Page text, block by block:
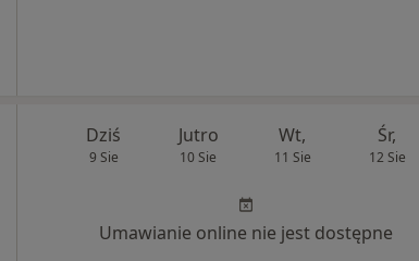
Dziś
9 Sie
Jutro
10 Sie
Wt,
11 Sie
Śr,
12 Sie
Umawianie online nie jest dostępne